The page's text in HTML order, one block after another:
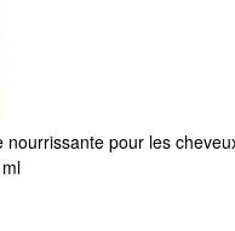
nourrissante pour les